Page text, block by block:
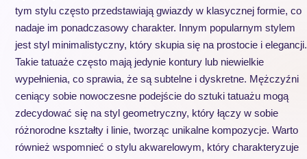
tym stylu często przedstawiają gwiazdy w klasycznej formie, co
nadaje im ponadczasowy charakter. Innym popularnym stylem
jest styl minimalistyczny, który skupia się na prostocie i elegancji.
Takie tatuaże często mają jedynie kontury lub niewielkie
wypełnienia, co sprawia, że są subtelne i dyskretne. Mężczyźni
ceniący sobie nowoczesne podejście do sztuki tatuażu mogą
zdecydować się na styl geometryczny, który łączy w sobie
różnorodne kształty i linie, tworząc unikalne kompozycje. Warto
również wspomnieć o stylu akwarelowym, który charakteryzuje